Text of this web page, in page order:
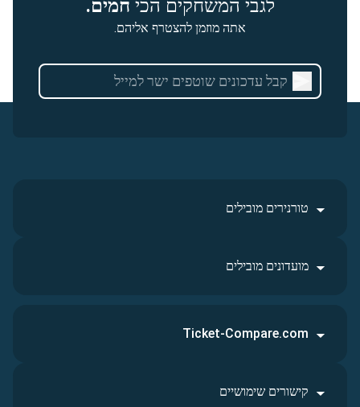
לגבי המשחקים הכי חמים.
אתה מוזמן להצטרף אליהם.
טורנירים מובילים
מועדונים מובילים
Ticket-Compare.com
קישורים שימושיים